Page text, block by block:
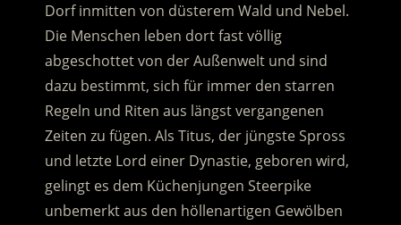
Dorf inmitten von düsterem Wald und Nebel.
Die Menschen leben dort fast völlig
abgeschottet von der Außenwelt und sind
dazu bestimmt, sich für immer den starren
Regeln und Riten aus längst vergangenen
Zeiten zu fügen. Als Titus, der jüngste Spross
und letzte Lord einer Dynastie, geboren wird,
gelingt es dem Küchenjungen Steerpike
unbemerkt aus den höllenartigen Gewölben